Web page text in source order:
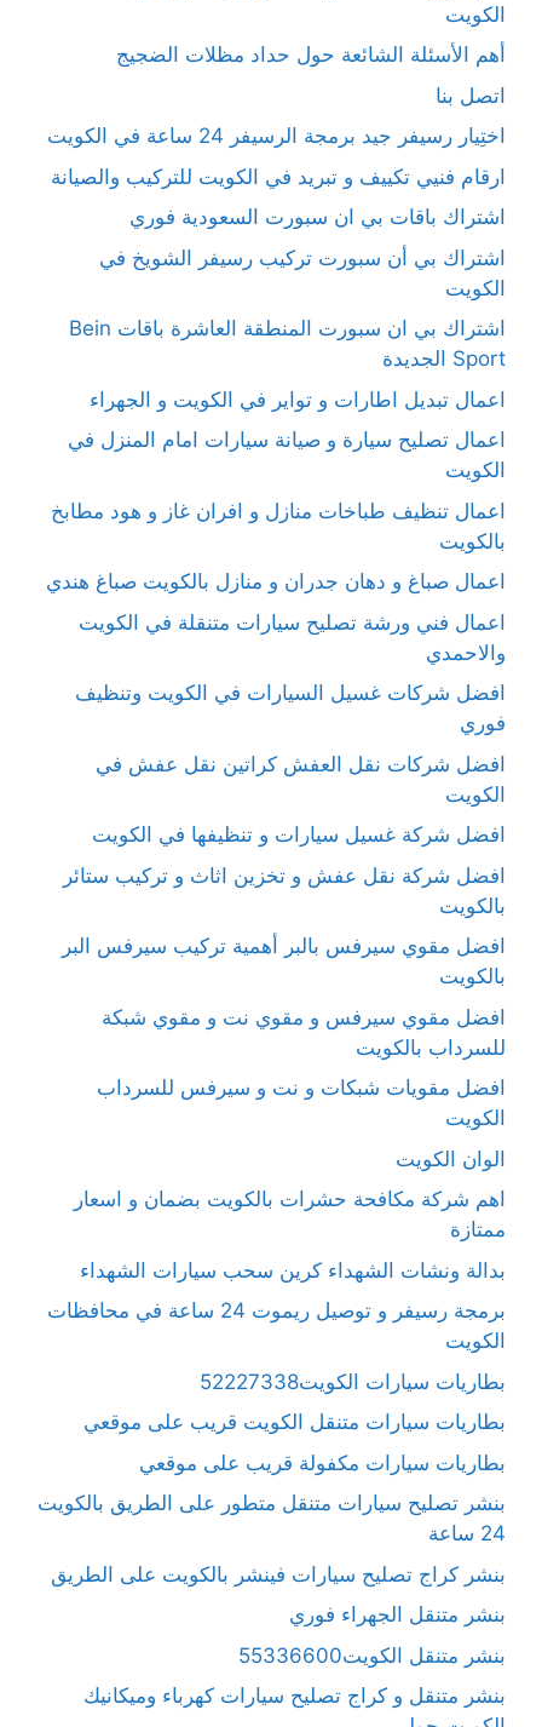
الكويت
أهم الأسئلة الشائعة حول حداد مظلات الضجيج
اتصل بنا
اختِيار رسيفر جيد برمجة الرسيفر 24 ساعة في الكويت
ارقام فنيي تكييف و تبريد في الكويت للتركيب والصيانة
اشتراك باقات بي ان سبورت السعودية فوري
اشتراك بي أن سبورت تركيب رسيفر الشويخ في
الكويت
اشتراك بي ان سبورت المنطقة العاشرة باقات Bein
Sport الجديدة
اعمال تبديل اطارات و تواير في الكويت و الجهراء
اعمال تصليح سيارة و صيانة سيارات امام المنزل في
الكويت
اعمال تنظيف طباخات منازل و افران غاز و هود مطابخ
بالكويت
اعمال صباغ و دهان جدران و منازل بالكويت صباغ هندي
اعمال فني ورشة تصليح سيارات متنقلة في الكويت
والاحمدي
افضل شركات غسيل السيارات في الكويت وتنظيف
فوري
افضل شركات نقل العفش كراتين نقل عفش في
الكويت
افضل شركة غسيل سيارات و تنظيفها في الكويت
افضل شركة نقل عفش و تخزين اثاث و تركيب ستائر
بالكويت
افضل مقوي سيرفس بالبر أهمية تركيب سيرفس البر
بالكويت
افضل مقوي سيرفس و مقوي نت و مقوي شبكة
للسرداب بالكويت
افضل مقويات شبكات و نت و سيرفس للسرداب
الكويت
الوان الكويت
اهم شركة مكافحة حشرات بالكويت بضمان و اسعار
ممتازة
بدالة ونشات الشهداء كرين سحب سيارات الشهداء
برمجة رسيفر و توصيل ريموت 24 ساعة في محافظات
الكويت
بطاريات سيارات الكويت52227338
بطاريات سيارات متنقل الكويت قريب على موقعي
بطاريات سيارات مكفولة قريب على موقعي
بنشر تصليح سيارات متنقل متطور على الطريق بالكويت
24 ساعة
بنشر كراج تصليح سيارات فينشر بالكويت على الطريق
بنشر متنقل الجهراء فوري
بنشر متنقل الكويت55336600
بنشر متنقل و كراج تصليح سيارات كهرباء وميكانيك